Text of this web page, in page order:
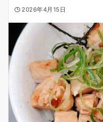
2026年4月15日